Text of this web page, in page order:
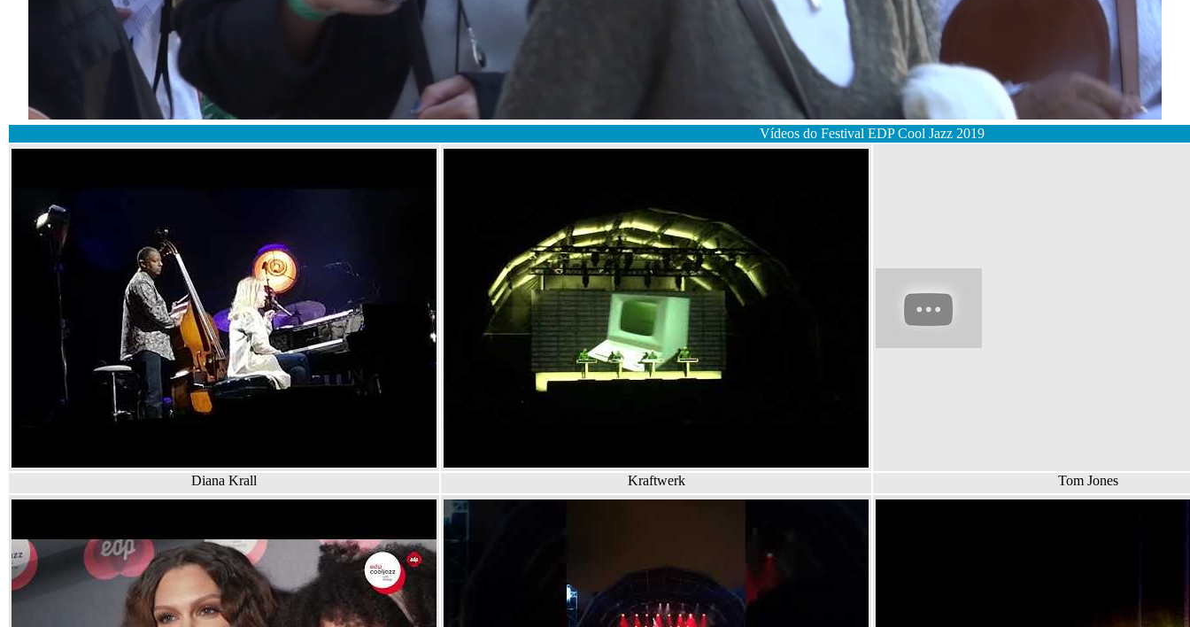
Vídeos do Festival EDP Cool Jazz 2019
Diana Krall Kraftwerk Tom Jones